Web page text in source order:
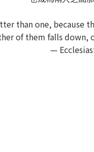
than one, because
of them falls down,
—